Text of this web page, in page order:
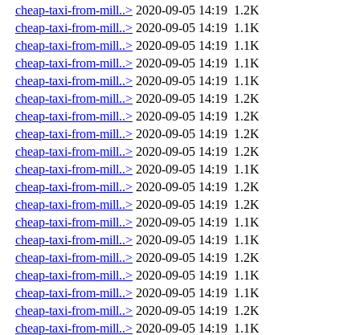
cheap-taxi-from-mill..> 2020-09-05 14:19 1.2K
cheap-taxi-from-mill..> 2020-09-05 14:19 1.1K
cheap-taxi-from-mill..> 2020-09-05 14:19 1.1K
cheap-taxi-from-mill..> 2020-09-05 14:19 1.1K
cheap-taxi-from-mill..> 2020-09-05 14:19 1.1K
cheap-taxi-from-mill..> 2020-09-05 14:19 1.2K
cheap-taxi-from-mill..> 2020-09-05 14:19 1.2K
cheap-taxi-from-mill..> 2020-09-05 14:19 1.2K
cheap-taxi-from-mill..> 2020-09-05 14:19 1.2K
cheap-taxi-from-mill..> 2020-09-05 14:19 1.1K
cheap-taxi-from-mill..> 2020-09-05 14:19 1.2K
cheap-taxi-from-mill..> 2020-09-05 14:19 1.2K
cheap-taxi-from-mill..> 2020-09-05 14:19 1.1K
cheap-taxi-from-mill..> 2020-09-05 14:19 1.1K
cheap-taxi-from-mill..> 2020-09-05 14:19 1.2K
cheap-taxi-from-mill..> 2020-09-05 14:19 1.1K
cheap-taxi-from-mill..> 2020-09-05 14:19 1.1K
cheap-taxi-from-mill..> 2020-09-05 14:19 1.2K
cheap-taxi-from-mill..> 2020-09-05 14:19 1.1K